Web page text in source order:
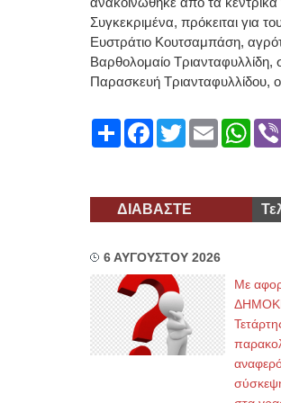
Συγκεκριμένα, πρόκειται για
Ευστράτιο Κουτσαμπάση,
Βαρθολομαίο
Παρασκευή Τριανταφυλλίδου,
ShareFacebook
TwitterEmail
ΔΙΑΒΑΣΤΕ
6 ΑΥΓΟΥΣΤΟΥ 2026
Με